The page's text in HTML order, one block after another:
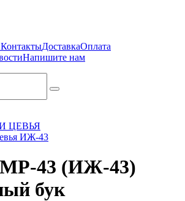
КонтактыДоставкаОплата
Напишите нам
ЦЕВЬЯ
ИЖ-43
43 (ИЖ-43)
бук